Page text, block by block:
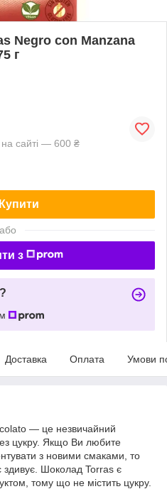
Negro con Manzana
г
сайті — 600 ₴
Купити
або
з
Доставка Оплата Умови
— це незвичайний
цукру. Якщо Ви любите
з новими смаками, то
здивує. Шоколад Torras є
тому що не містить цукру.